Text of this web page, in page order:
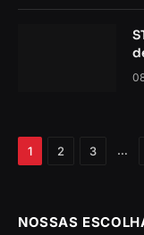
1 2 3 …
NOSSAS